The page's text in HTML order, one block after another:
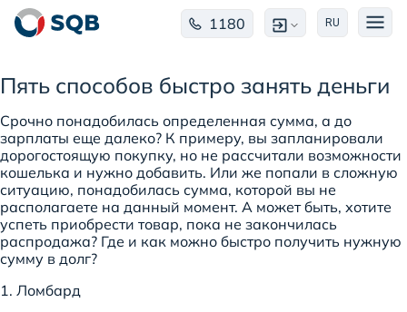
1180 RU
Пять способов быстро занять деньги
Срочно понадобилась определенная сумма, а до
зарплаты еще далеко? К примеру, вы запланировали
дорогостоящую покупку, но не рассчитали возможности
кошелька и нужно добавить. Или же попали в сложную
ситуацию, понадобилась сумма, которой вы не
располагаете на данный момент. А может быть, хотите
успеть приобрести товар, пока не закончилась
распродажа? Где и как можно быстро получить нужную
сумму в долг?
1. Ломбард